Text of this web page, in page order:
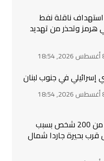
ناقلة نفط
هرمز وتحذر من تهديد
إسرائيلي في جنوب لبنان
إجلاء أكثر من 200 شخص بسبب
قرب بحيرة جاردا شمال